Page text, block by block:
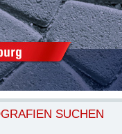
SUCHEN